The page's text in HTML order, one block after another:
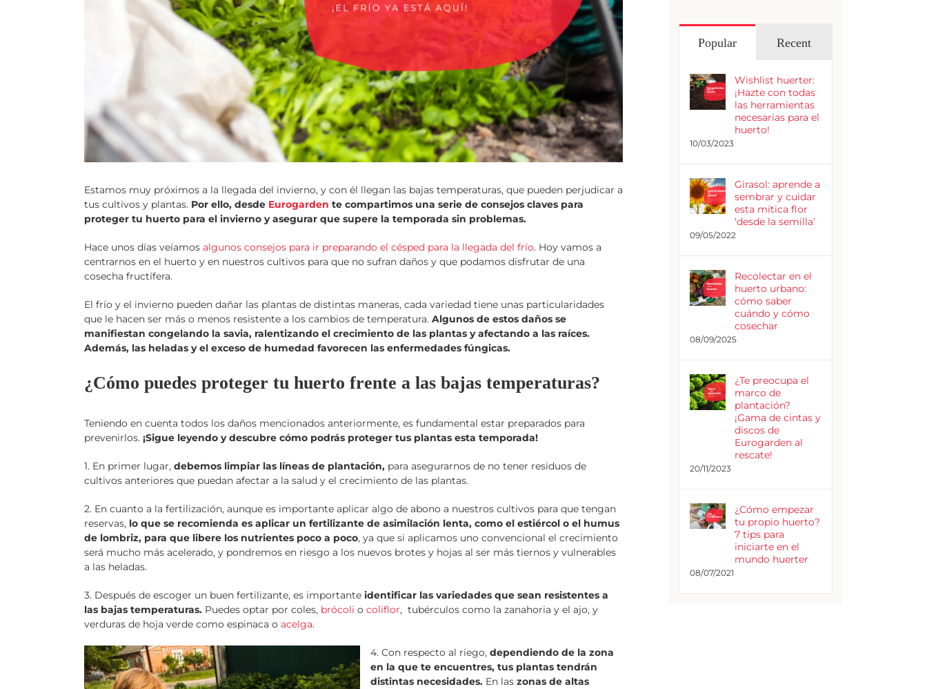
Estamos muy próximos a la llegada del invierno, y con él llegan las bajas temperaturas, que pueden perjudicar a
tus cultivos y plantas. Por ello, desde Eurogarden te compartimos una serie de consejos claves para
proteger tu huerto para el invierno y asegurar que supere la temporada sin problemas.
Hace unos días veíamos algunos consejos para ir preparando el césped para la llegada del frío. Hoy vamos a
centrarnos en el huerto y en nuestros cultivos para que no sufran daños y que podamos disfrutar de una
cosecha fructífera.
El frío y el invierno pueden dañar las plantas de distintas maneras, cada variedad tiene unas particularidades
que le hacen ser más o menos resistente a los cambios de temperatura. Algunos de estos daños se
manifiestan congelando la savia, ralentizando el crecimiento de las plantas y afectando a las raíces.
Además, las heladas y el exceso de humedad favorecen las enfermedades fúngicas.
¿Cómo puedes proteger tu huerto frente a las bajas temperaturas?
Teniendo en cuenta todos los daños mencionados anteriormente, es fundamental estar preparados para
prevenirlos. ¡Sigue leyendo y descubre cómo podrás proteger tus plantas esta temporada!
1. En primer lugar, debemos limpiar las líneas de plantación, para asegurarnos de no tener residuos de
cultivos anteriores que puedan afectar a la salud y el crecimiento de las plantas.
2. En cuanto a la fertilización, aunque es importante aplicar algo de abono a nuestros cultivos para que tengan
reservas, lo que se recomienda es aplicar un fertilizante de asimilación lenta, como el estiércol o el humus
de lombriz, para que libere los nutrientes poco a poco, ya que si aplicamos uno convencional el crecimiento
será mucho más acelerado, y pondremos en riesgo a los nuevos brotes y hojas al ser más tiernos y vulnerables
a las heladas.
3. Después de escoger un buen fertilizante, es importante identificar las variedades que sean resistentes a
las bajas temperaturas. Puedes optar por coles, brócoli o coliflor, tubérculos como la zanahoria y el ajo, y
verduras de hoja verde como espinaca o acelga.
4. Con respecto al riego, dependiendo de la zona
en la que te encuentres, tus plantas tendrán
distintas necesidades. En las zonas de altas
Popular Recent
Wishlist huerter:
¡Hazte con todas
las herramientas
necesarias para el
huerto!
10/03/2023
Girasol: aprende a
sembrar y cuidar
esta mítica flor
‘desde la semilla’
09/05/2022
Recolectar en el
huerto urbano:
cómo saber
cuándo y cómo
cosechar
08/09/2025
¿Te preocupa el
marco de
plantación?
¡Gama de cintas y
discos de
Eurogarden al
rescate!
20/11/2023
¿Cómo empezar
tu propio huerto?
7 tips para
iniciarte en el
mundo huerter
08/07/2021